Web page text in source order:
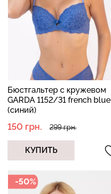
Бюстгальтер с кружевом
GARDA 1152/31 french blue
(синий)
150 грн. 299 грн.
КУПИТЬ
-50%